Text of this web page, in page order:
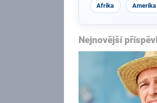
Afrika Amerika
Nejnovější